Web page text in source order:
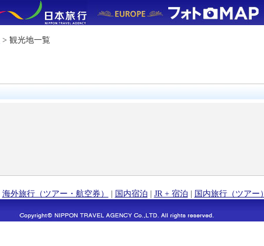
> 観光地一覧
海外旅行（ツアー・航空券） | 国内宿泊 | JR + 宿泊 | 国内旅行（ツアー）